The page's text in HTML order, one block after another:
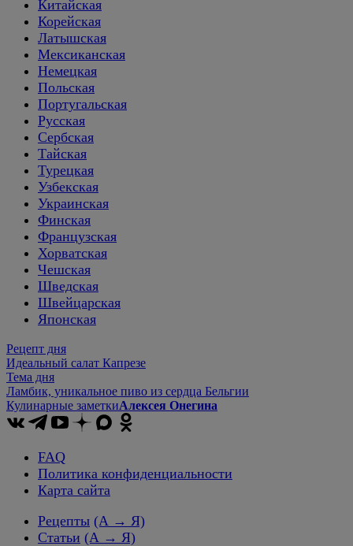
Китайская
Корейская
Латышская
Мексиканская
Немецкая
Польская
Португальская
Русская
Сербская
Тайская
Турецкая
Узбекская
Украинская
Финская
Французская
Хорватская
Чешская
Шведская
Швейцарская
Японская
Рецепт дня
Идеальный салат Капрезе
Тема дня
Ламбик, уникальное пиво из сердца Бельгии
Кулинарные заметкиАлексея Онегина
FAQ
Политика конфиденциальности
Карта сайта
Рецепты (А → Я)
Статьи (А → Я)